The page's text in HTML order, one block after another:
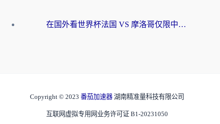
在国外看世界杯法国 VS 摩洛哥仅限中国大陆？海外党这样看中文解说赛事不卡顿
Copyright © 2023 番茄加速器 湖南精准量科技有限公司
互联网虚拟专用网业务许可证 B1-20231050